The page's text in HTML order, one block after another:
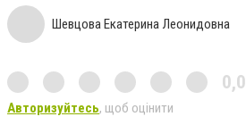
Шевцова Екатерина Леонидовна
0,0
Авторизуйтесь, щоб оцінити